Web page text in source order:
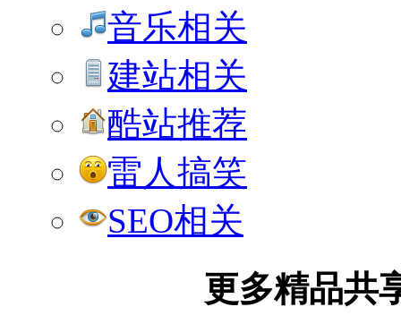
音乐相关
建站相关
酷站推荐
雷人搞笑
SEO相关
更多精品共